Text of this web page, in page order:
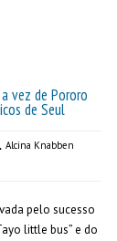
vez de Pororo
de Seul
Alcina Knabben
pelo sucesso
little bus” e do